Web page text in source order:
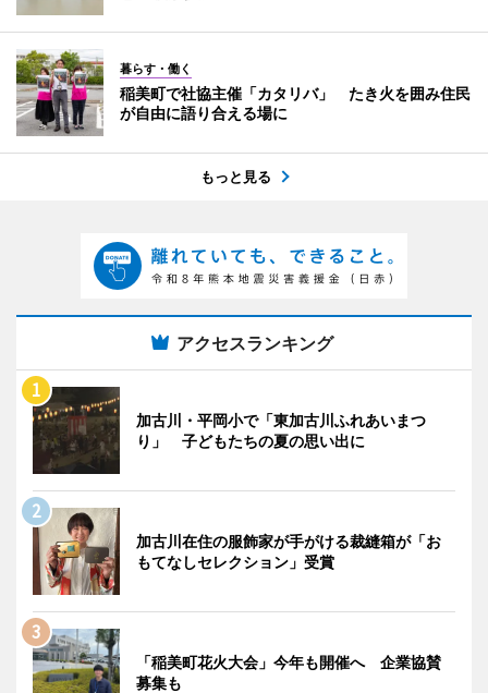
暮らす・働く
稲美町で社協主催「カタリバ」 たき火を囲み住民
が自由に語り合える場に
もっと見る
アクセスランキング
加古川・平岡小で「東加古川ふれあいまつ
り」 子どもたちの夏の思い出に
加古川在住の服飾家が手がける裁縫箱が「お
もてなしセレクション」受賞
「稲美町花火大会」今年も開催へ 企業協賛
募集も